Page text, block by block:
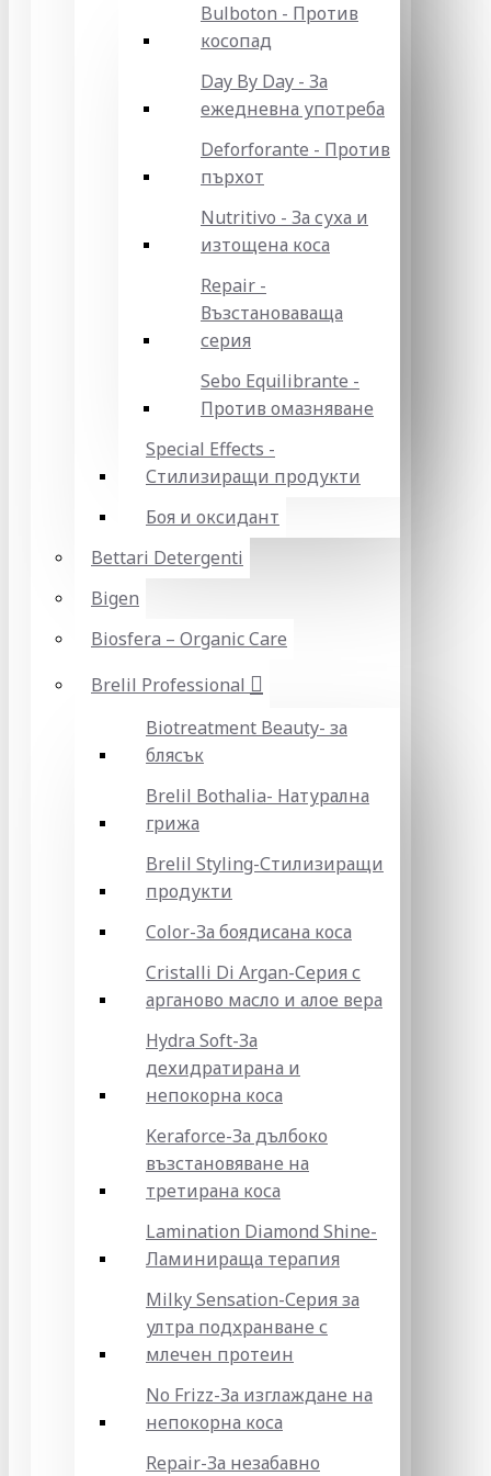
Bulboton - Против
косопад
Day By Day - За
ежедневна употреба
Deforforante - Против
пърхот
Nutritivo - За суха и
изтощена коса
Repair -
Възстановаваща
серия
Sebo Equilibrante -
Против омазняване
Special Effects -
Стилизиращи продукти
Боя и оксидант
Bettari Detergenti
Bigen
Biosfera – Organic Care
Brelil Professional
Biotreatment Beauty- за
блясък
Brelil Bothalia- Натурална
грижа
Brelil Styling-Стилизиращи
продукти
Color-За боядисана коса
Cristalli Di Argan-Серия с
арганово масло и алое вера
Hydra Soft-За
дехидратирана и
непокорна коса
Keraforce-За дълбоко
възстановяване на
третирана коса
Lamination Diamond Shine-
Ламинираща терапия
Milky Sensation-Серия за
ултра подхранване с
млечен протеин
No Frizz-За изглаждане на
непокорна коса
Repair-За незабавно